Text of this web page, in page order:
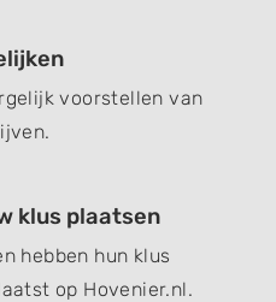
voorstellen van
klus plaatsen
hebben hun klus
op Hovenier.nl.